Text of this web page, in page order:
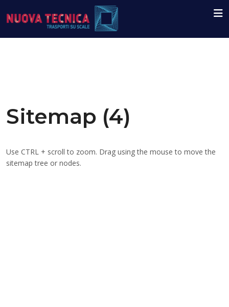
Sitemap (4)
Use CTRL + scroll to zoom. Drag using the mouse to move the
sitemap tree or nodes.